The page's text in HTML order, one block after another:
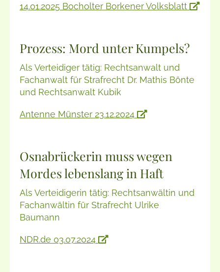
14.01.2025 Bocholter Borkener Volksblatt
Prozess: Mord unter Kumpels?
Als Verteidiger tätig: Rechtsanwalt und
Fachanwalt für Strafrecht Dr. Mathis Bönte
und Rechtsanwalt Kubik
Antenne Münster 23.12.2024
Osnabrückerin muss wegen
Mordes lebenslang in Haft
Als Verteidigerin tätig: Rechtsanwältin und
Fachanwältin für Strafrecht Ulrike
Baumann
NDR.de 03.07.2024